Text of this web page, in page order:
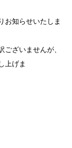
お知らせいたしま
ざいませんが、
上げま